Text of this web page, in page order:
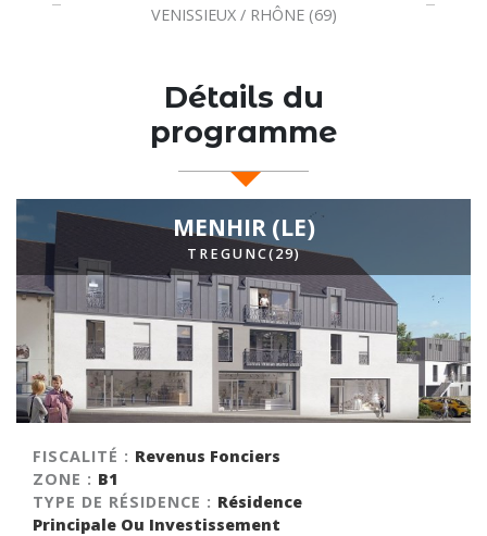
Détails du
programme
MENHIR (LE)
TREGUNC(29)
FISCALITÉ : Revenus Fonciers
ZONE : B1
TYPE DE RÉSIDENCE : Résidence
Principale Ou Investissement